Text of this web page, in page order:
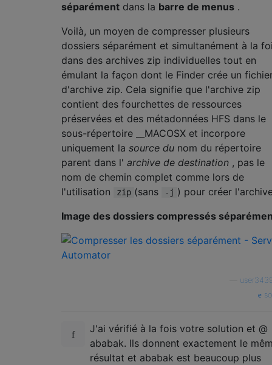
séparément dans la barre de menus .
Voilà, un moyen de compresser plusieurs
dossiers séparément et simultanément à la
dans des archives zip individuelles tout en
émulant la façon dont le Finder crée un
d'archive zip. Cela signifie que l'archive zip
contient des fourchettes de ressources
préservées et des métadonnées HFS dans le
sous-répertoire __MACOSX et incorpore
uniquement la source du nom du répertoire
parent dans l' archive de destination , pas le
nom de chemin complet comme lors de
l'utilisation
zip (sans -j ) pour créer
Image des dossiers compressés
J'ai vérifié à la fois votre solution et @
ababak. Ils donnent exactement le
résultat et ababak est beaucoup plus